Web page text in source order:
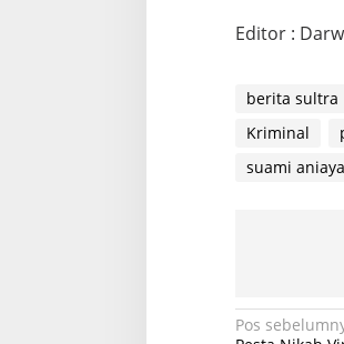
Editor :
berita sultra
Kriminal
suami
N
Pos